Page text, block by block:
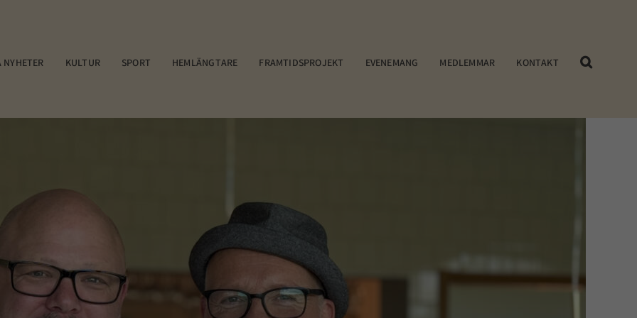
NYHETER KULTUR SPORT HEMLÄNGTARE FRAMTIDSPROJEKT EVENEMANG MEDLEMMAR KONTAKT